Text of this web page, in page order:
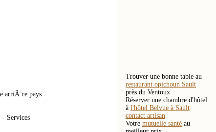
arriÃ¨re pays
Services
Trouver une bonne table au
restaurant opichoun Sault
près du Ventoux
Réserver une chambre d'hôtel
à l'hôtel Belvue à Sault
contact artisan
Votre mutuelle santé au